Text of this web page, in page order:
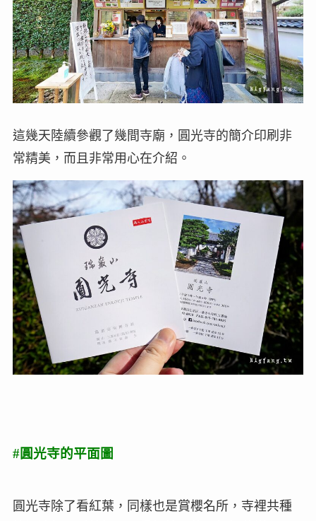
這幾天陸續參觀了幾間寺廟，圓光寺的簡介印刷非
常精美，而且非常用心在介紹。
#圓光寺的平面圖
圓光寺除了看紅葉，同樣也是賞櫻名所，寺裡共種